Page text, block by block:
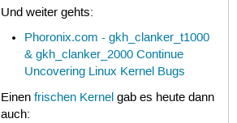
Und weiter gehts:
Phoronix.com - gkh_clanker_t1000
& gkh_clanker_2000 Continue
Uncovering Linux Kernel Bugs
Einen frischen Kernelgab es heute dann
auch: